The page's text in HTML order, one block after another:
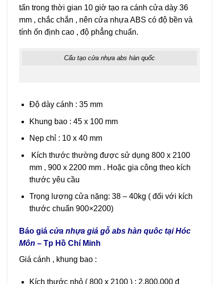
tấn trong thời gian 10 giờ tạo ra cánh cửa dày 36
mm , chắc chắn , nên cửa nhựa ABS có độ bền và
tính ổn định cao , độ phẳng chuẩn.
Cấu tạo cửa nhựa abs hàn quốc
Độ dày cánh : 35 mm
Khung bao : 45 x 100 mm
Nẹp chỉ : 10 x 40 mm
Kích thước thường được sử dụng 800 x 2100
mm , 900 x 2200 mm . Hoặc gia công theo kích
thước yêu cầu
Trọng lượng cửa nặng: 38 – 40kg ( đối với kích
thước chuẩn 900×2200)
Báo giá cửa nhựa giả gỗ abs hàn quôc tại Hóc
Môn – Tp Hồ Chí Minh
Giá cánh , khung bao :
Kích thước nhỏ ( 800 x 2100 ) : 2.800.000 đ